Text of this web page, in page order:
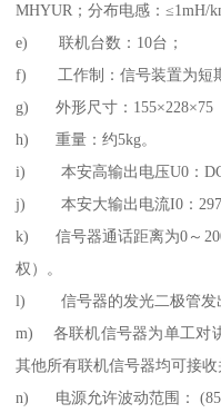
MHYUR；分布电感：≤1mH/
e) 联机台数：10台；
f) 工作制：信号装置为短期
g) 外形尺寸：155×228×75
h) 重量：约5kg。
i) 本安高输出电压U0：
j) 本安大输出电流I0：
k) 信号器通话距离为0～
权）。
l) 信号器的发光二极管发出
m) 各联机信号器为单工对
其他所有联机信号器均可接收
n) 电源允许波动范围：